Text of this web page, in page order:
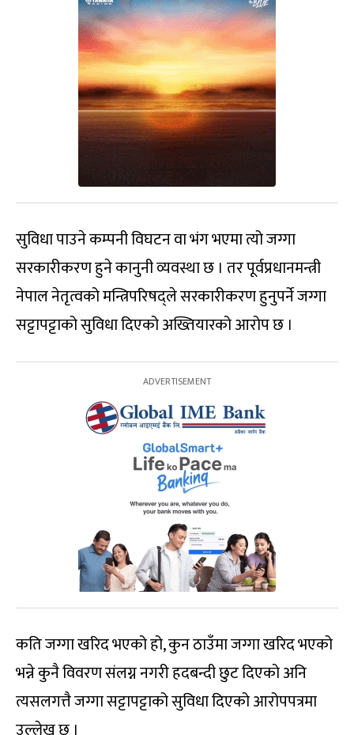
सुविधा पाउने कम्पनी विघटन वा भंग भएमा त्यो जग्गा
सरकारीकरण हुने कानुनी व्यवस्था छ । तर पूर्वप्रधानमन्त्री
नेपाल नेतृत्वको मन्त्रिपरिषद्‌ले सरकारीकरण हुनुपर्ने जग्गा
सट्टापट्टाको सुविधा दिएको अख्तियारको आरोप छ ।
कति जग्गा खरिद भएको हो, कुन ठाउँमा जग्गा खरिद भएको
भन्ने कुनै विवरण संलग्न नगरी हदबन्दी छुट दिएको अनि
त्यसलगत्तै जग्गा सट्टापट्टाको सुविधा दिएको आरोपपत्रमा